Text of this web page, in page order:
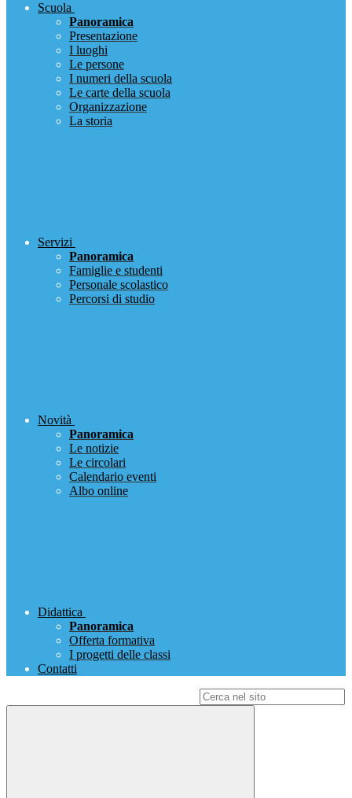
Scuola
Panoramica
Presentazione
I luoghi
Le persone
I numeri della scuola
Le carte della scuola
Organizzazione
La storia
Servizi
Panoramica
Famiglie e studenti
Personale scolastico
Percorsi di studio
Novità
Panoramica
Le notizie
Le circolari
Calendario eventi
Albo online
Didattica
Panoramica
Offerta formativa
I progetti delle classi
Contatti